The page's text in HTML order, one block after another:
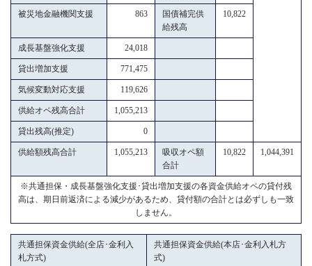
被災地金融機関支援 863
国債補完供
給残高
10,822
成長基盤強化支援 24,018
貸出増加支援 771,475
気候変動対応支援 119,626
供給オペ残高合計 1,055,213
貸出残高(推定) 0
供給額残高合計 1,055,213
吸収オペ額
合計
10,822 1,044,391
※共通担保・成長基盤強化支援･貸出増加支援の各資金供給オペの貸付残
高は、期日前返済による減少があるため、貸付額の合計とは必ずしも一致
しません。
共通担保資金供給(全店･金利入
札方式)
共通担保資金供給(本店･金利入札方
式)